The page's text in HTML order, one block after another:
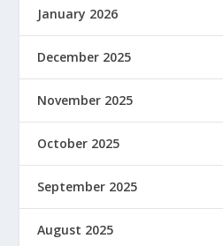
January 2026
December 2025
November 2025
October 2025
September 2025
August 2025